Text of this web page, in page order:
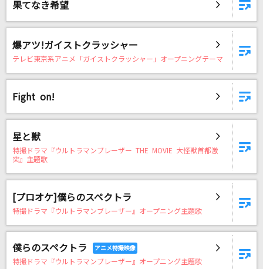
果てなき希望
爆アツ!ガイストクラッシャー
テレビ東京系アニメ「ガイストクラッシャー」オープニングテーマ
Fight on!
星と獣
特撮ドラマ『ウルトラマンブレーザー THE MOVIE 大怪獣首都激
突』主題歌
[プロオケ]僕らのスペクトラ
特撮ドラマ『ウルトラマンブレーザー』オープニング主題歌
僕らのスペクトラ
特撮ドラマ『ウルトラマンブレーザー』オープニング主題歌